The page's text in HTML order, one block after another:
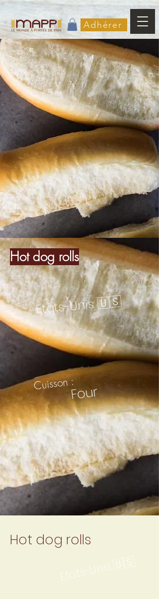
Adhérer
Hot dog rolls
Etats-Unis 🇺🇸
Four
Cuisson :
Hot dog rolls
Etats-Unis 🇺🇸